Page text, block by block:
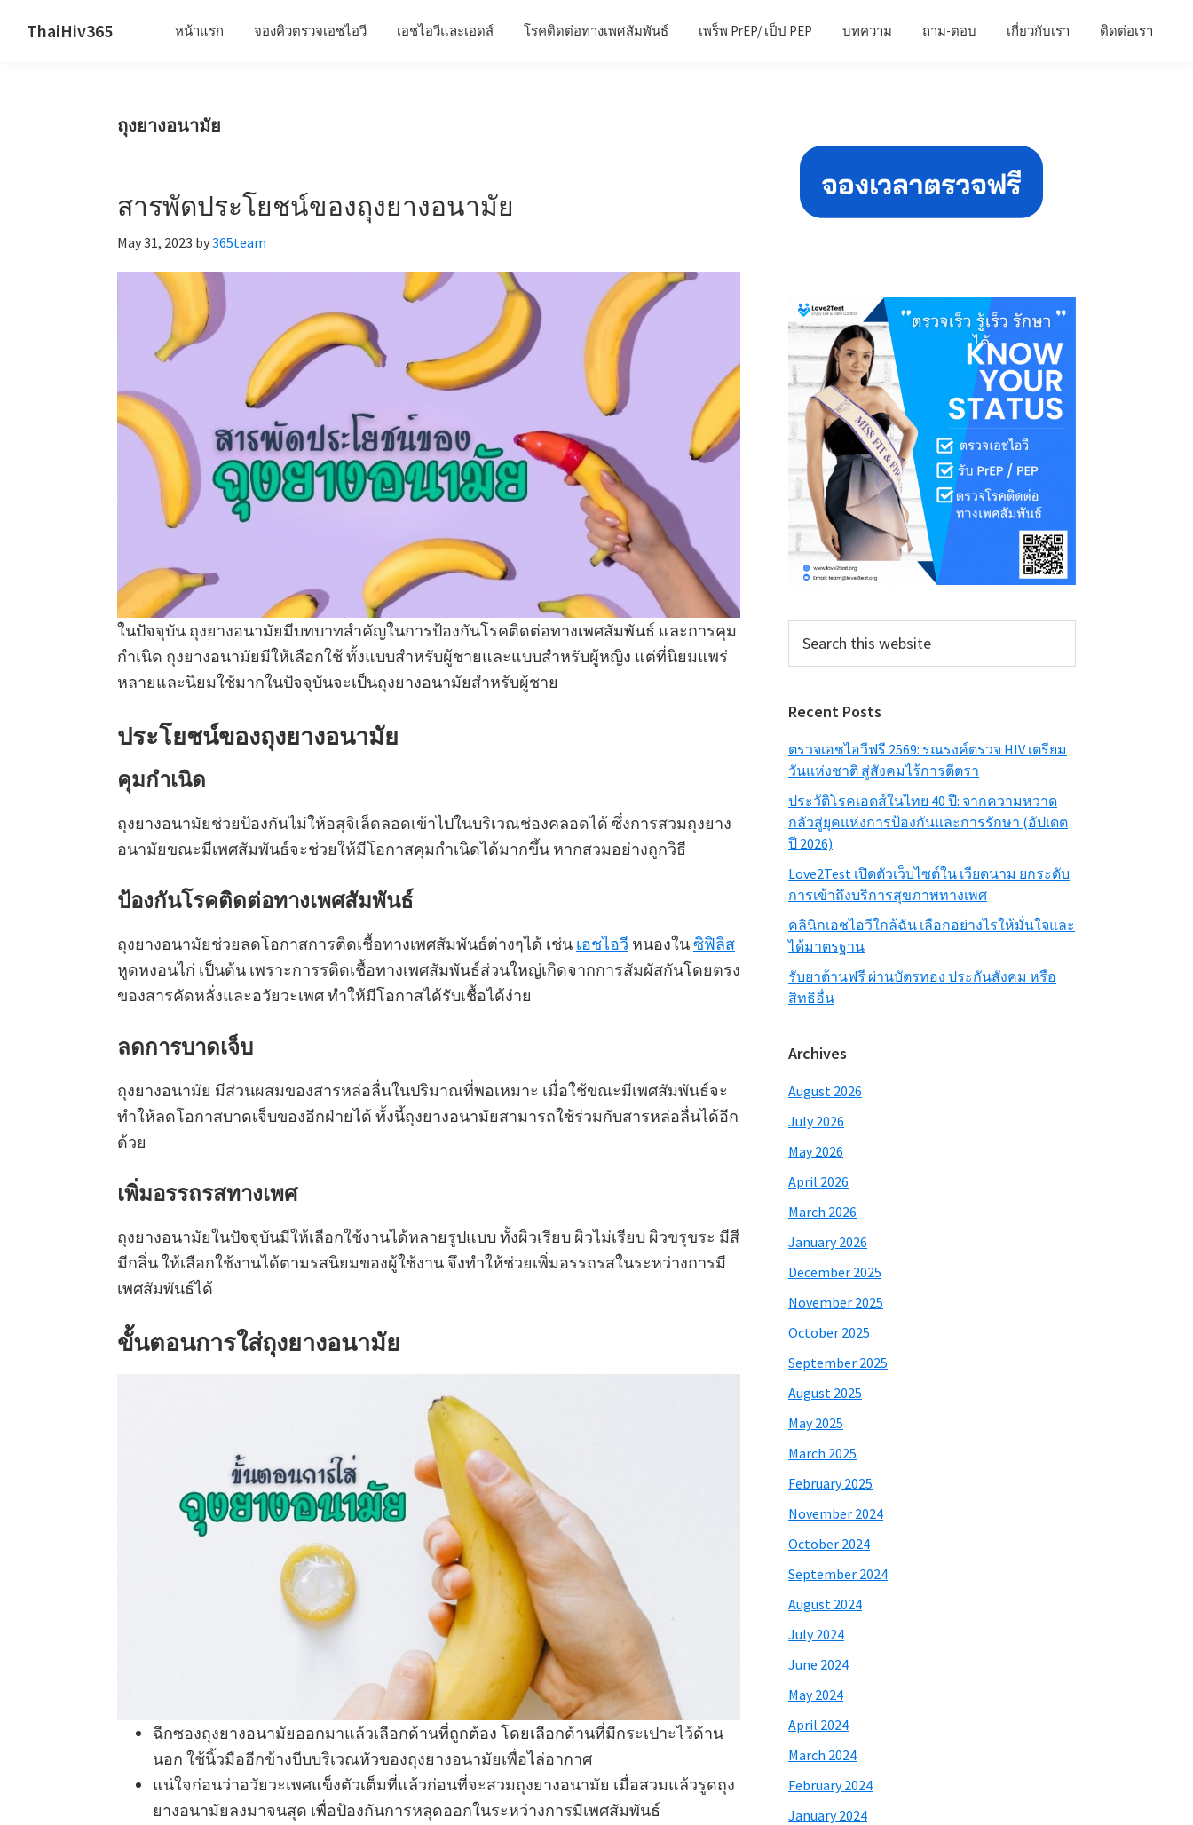
ThaiHiv365 หน้าแรก จองคิวตรวจเอชไอวี เอชไอวีและเอดส์ โรคติดต่อทางเพศสัมพันธ์ เพร็พ PrEP/ เป็ป PEP บทความ ถาม-ตอบ เกี่ยวกับเรา ติดต่อเรา
ถุงยางอนามัย
สารพัดประโยชน์ของถุงยางอนามัย
May 31, 2023 by365team
ในปัจจุบัน ถุงยางอนามัยมีบทบาทสำคัญในการป้องกันโรคติดต่อทางเพศสัมพันธ์ และการคุม
กำเนิด ถุงยางอนามัยมีให้เลือกใช้ ทั้งแบบสำหรับผู้ชายและแบบสำหรับผู้หญิง แต่ที่นิยมแพร่
หลายและนิยมใช้มากในปัจจุบันจะเป็นถุงยางอนามัยสำหรับผู้ชาย
ประโยชน์ของถุงยางอนามัย
คุมกำเนิด
ถุงยางอนามัยช่วยป้องกันไม่ให้อสุจิเล็ดลอดเข้าไปในบริเวณช่องคลอดได้ ซึ่งการสวมถุงยาง
อนามัยขณะมีเพศสัมพันธ์จะช่วยให้มีโอกาสคุมกำเนิดได้มากขึ้น หากสวมอย่างถูกวิธี
ป้องกันโรคติดต่อทางเพศสัมพันธ์
ถุงยางอนามัยช่วยลดโอกาสการติดเชื้อทางเพศสัมพันธ์ต่างๆได้ เช่น เอชไอวี หนองในซิฟิลิส
หูดหงอนไก่ เป็นต้น เพราะการรติดเชื้อทางเพศสัมพันธ์ส่วนใหญ่เกิดจากการสัมผัสกันโดยตรง
ของสารคัดหลั่งและอวัยวะเพศ ทำให้มีโอกาสได้รับเชื้อได้ง่าย
ลดการบาดเจ็บ
ถุงยางอนามัย มีส่วนผสมของสารหล่อลื่นในปริมาณที่พอเหมาะ เมื่อใช้ขณะมีเพศสัมพันธ์จะ
ทำให้ลดโอกาสบาดเจ็บของอีกฝ่ายได้ ทั้งนี้ถุงยางอนามัยสามารถใช้ร่วมกับสารหล่อลื่นได้อีก
ด้วย
เพิ่มอรรถรสทางเพศ
ถุงยางอนามัยในปัจจุบันมีให้เลือกใช้งานได้หลายรูปแบบ ทั้งผิวเรียบ ผิวไม่เรียบ ผิวขรุขระ มีสี
มีกลิ่น ให้เลือกใช้งานได้ตามรสนิยมของผู้ใช้งาน จึงทำให้ช่วยเพิ่มอรรถรสในระหว่างการมี
เพศสัมพันธ์ได้
ขั้นตอนการใส่ถุงยางอนามัย
ฉีกซองถุงยางอนามัยออกมาแล้วเลือกด้านที่ถูกต้อง โดยเลือกด้านที่มีกระเปาะไว้ด้าน
นอก ใช้นิ้วมืออีกข้างบีบบริเวณหัวของถุงยางอนามัยเพื่อไล่อากาศ
แน่ใจก่อนว่าอวัยวะเพศแข็งตัวเต็มที่แล้วก่อนที่จะสวมถุงยางอนามัย เมื่อสวมแล้วรูดถุง
ยางอนามัยลงมาจนสุด เพื่อป้องกันการหลุดออกในระหว่างการมีเพศสัมพันธ์
Sidebar
this
Recent Posts
ตรวจเอชไอวีฟรี 2569: รณรงค์ตรวจ HIV เตรียม
วันแห่งชาติ สู่สังคมไร้การตีตรา
ประวัติโรคเอดส์ในไทย 40 ปี: จากความหวาด
กลัวสู่ยุคแห่งการป้องกันและการรักษา (อัปเดต
ปี 2026)
Love2Test เปิดตัวเว็บไซต์ใน เวียดนาม ยกระดับ
การเข้าถึงบริการสุขภาพทางเพศ
คลินิกเอชไอวีใกล้ฉัน เลือกอย่างไรให้มั่นใจและ
ได้มาตรฐาน
รับยาต้านฟรี ผ่านบัตรทอง ประกันสังคม หรือ
สิทธิอื่น
Archives
August 2026
July 2026
May 2026
April 2026
March 2026
January 2026
December 2025
November 2025
October 2025
September 2025
August 2025
May 2025
March 2025
February 2025
November 2024
October 2024
September 2024
August 2024
July 2024
June 2024
May 2024
April 2024
March 2024
February 2024
January 2024